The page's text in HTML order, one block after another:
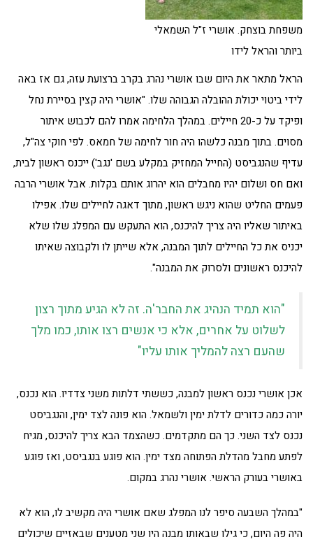
משפחת בוצחק. אושרי ז"ל השמאלי
ביותר והראל לידו
הראל מתאר את היום שבו אושרי נהרג בקרב ברצועת עזה, גם אז באה
לידי ביטוי יכולת ההובלה הגבוהה שלו. "אושרי היה קצין בסיירת נחל
ופיקד על כ-20 חיילים. במהלך הלחימה אמרו להם לכבוש איתור
מסוים. בתוך מבנה כלשהו היה חור לחימה של חמאס. לפי חוקי צה"ל,
עדיף שהנגביסט (החייל המחזיק במקלע בשם 'נגב') ייכנס ראשון לבית,
ואם חס ושלום יהיו מחבלים הוא יהרוג אותם בקלות. אבל אושרי הרבה
פעמים החליט שהוא ניגש ראשון, מתוך דאגה לחיילים שלו. אפילו
באיתור שאליו היה צריך להיכנס, הוא התעקש עם המפלג שלו שלא
יכניס את כל החיילים לתוך המבנה, אלא שייתן לו ולקבוצה שאיתו
להיכנס ראשונים ולסרוק את המבנה".
"הוא תמיד הנהיג את החבר'ה. זה לא הגיע מתוך רצון
לשלוט על אחרים, אלא כי אנשים רצו אותו, כמו מלך
שהעם רצה להמליך אותו עליו"
אכן אושרי נכנס ראשון למבנה, כששתי דלתות משני צדדיו. הוא נכנס,
יורה כמה כדורים לדלת ימין ולשמאל. הוא פונה לצד ימין, והנגביסט
נכנס לצד השני. כך הם מתקדמים. כשהצמד הבא צריך להיכנס, מגיח
לפתע מחבל מהדלת הפתוחה מצד ימין. הוא פוגע בנגביסט, ואז פוגע
באושרי בעורק הראשי. אושרי נהרג במקום.
"במהלך השבעה סיפר לנו המפלג שאם אושרי היה מקשיב לו, הוא לא
היה פה היום, כי גילו שבאותו מבנה היו שני מטענים שבאזיים שיכולים